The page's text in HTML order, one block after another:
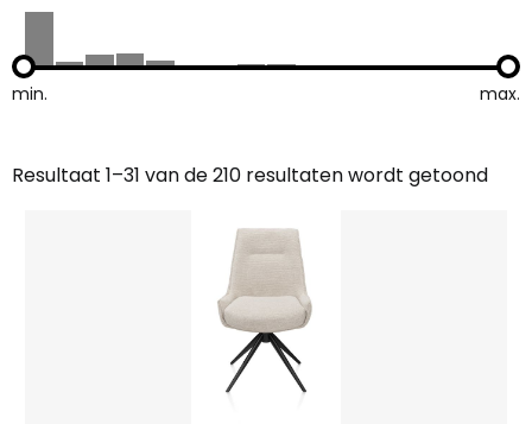
min. max.
Resultaat 1–31 van de 210 resultaten wordt getoond
Gesorteerd